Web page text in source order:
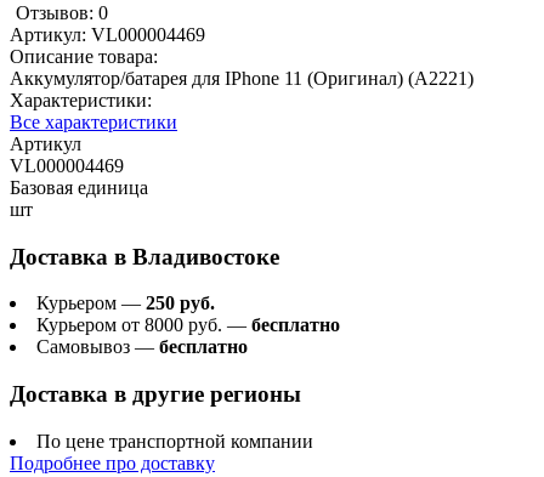
Отзывов: 0
Артикул: VL000004469
Описание товара:
Аккумулятор/батарея для IPhone 11 (Оригинал) (A2221)
Характеристики:
Все характеристики
Артикул
VL000004469
Базовая единица
шт
Доставка в Владивостоке
Курьером — 250 руб.
Курьером от 8000 руб. — бесплатно
Самовывоз — бесплатно
Доставка в другие регионы
По цене транспортной компании
Подробнее про доставку